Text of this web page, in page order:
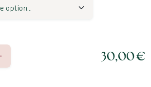
30,00€